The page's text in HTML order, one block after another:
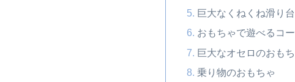
巨大なくねくね滑り台
おもちゃで遊べるコー
巨大なオセロのおもち
乗り物のおもちゃ